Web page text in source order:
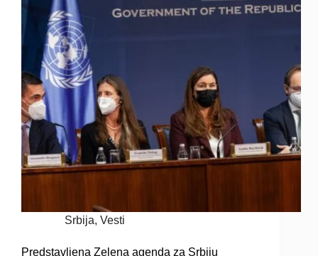
Srbija, Vesti
Predstavljena Zelena agenda za Srbiju